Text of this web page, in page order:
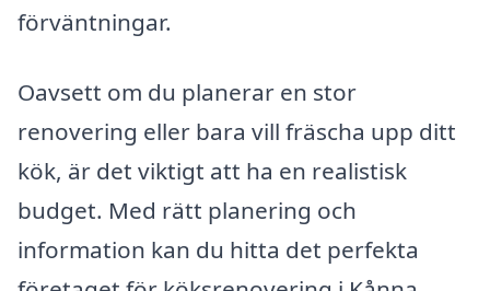
förväntningar.
Oavsett om du planerar en stor
renovering eller bara vill fräscha upp ditt
kök, är det viktigt att ha en realistisk
budget. Med rätt planering och
information kan du hitta det perfekta